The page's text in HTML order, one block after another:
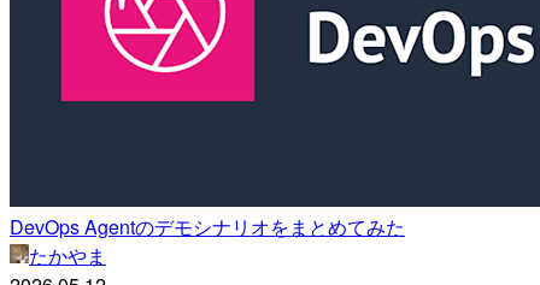
DevOps Agentのデモシナリオをまとめてみた
たかやま